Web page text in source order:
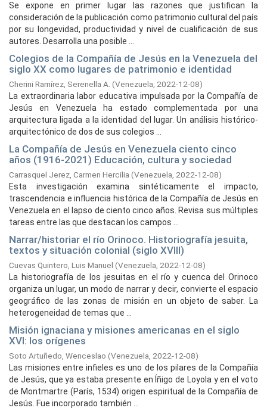
Se expone en primer lugar las razones que justifican la
consideración de la publicación como patrimonio cultural del país
por su longevidad, productividad y nivel de cualificación de sus
autores. Desarrolla una posible ...
Colegios de la Compañía de Jesús en la Venezuela del
siglo XX como lugares de patrimonio e identidad
Cherini Ramírez, Serenella A. (Venezuela, 2022-12-08)
La extraordinaria labor educativa impulsada por la Compañía de
Jesús en Venezuela ha estado complementada por una
arquitectura ligada a la identidad del lugar. Un análisis histórico-
arquitectónico de dos de sus colegios ...
La Compañía de Jesús en Venezuela ciento cinco
años (1916-2021) Educación, cultura y sociedad
Carrasquel Jerez, Carmen Hercilia (Venezuela, 2022-12-08)
Esta investigación examina sintéticamente el impacto,
trascendencia e influencia histórica de la Compañía de Jesús en
Venezuela en el lapso de ciento cinco años. Revisa sus múltiples
tareas entre las que destacan los campos ...
Narrar/historiar el río Orinoco. Historiografía jesuita,
textos y situación colonial (siglo XVIII)
Cuevas Quintero, Luis Manuel (Venezuela, 2022-12-08)
La historiografía de los jesuitas en el río y cuenca del Orinoco
organiza un lugar, un modo de narrar y decir, convierte el espacio
geográfico de las zonas de misión en un objeto de saber. La
heterogeneidad de temas que ...
Misión ignaciana y misiones americanas en el siglo
XVI: los orígenes
Soto Artuñedo, Wenceslao (Venezuela, 2022-12-08)
Las misiones entre infieles es uno de los pilares de la Compañía
de Jesús, que ya estaba presente en Íñigo de Loyola y en el voto
de Montmartre (París, 1534) origen espiritual de la Compañía de
Jesús. Fue incorporado también ...